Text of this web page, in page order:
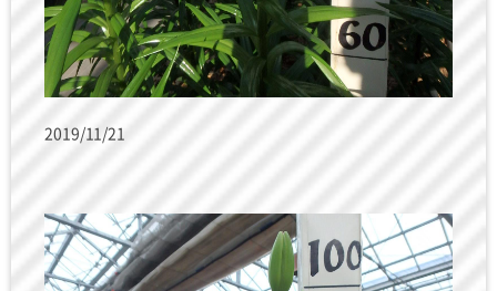
2019/11/21